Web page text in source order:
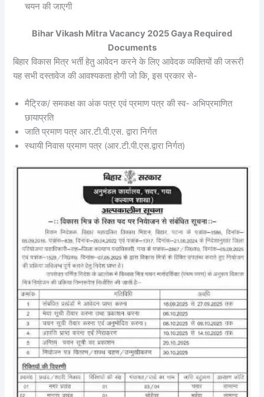
चयन की जाएगी
Bihar Vikash Mitra Vacancy 2025 Gaya Required
Documents
बिहार विकास मित्र भर्ती हेतु आवेदन करने के लिए आवेदक व्यक्तियों की जरूरी
यह सभी दस्तावेज की आवश्यकता होगी जो कि, इस प्रकार से-
मैट्रिक/ समकक्ष का अंक पत्र एवं प्रमाण पत्र की स्व- अभिप्रमाणित
छायाप्रति
जाति प्रमाण पत्र आर.टी.पी.एस. द्वारा निर्गत
स्थायी निवास प्रमाण पत्र (आर.टी.पी.एस.द्वारा निर्गत)